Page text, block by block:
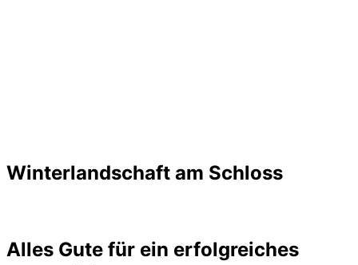
Winterlandschaft am Schloss
Alles Gute für ein erfolgreiches